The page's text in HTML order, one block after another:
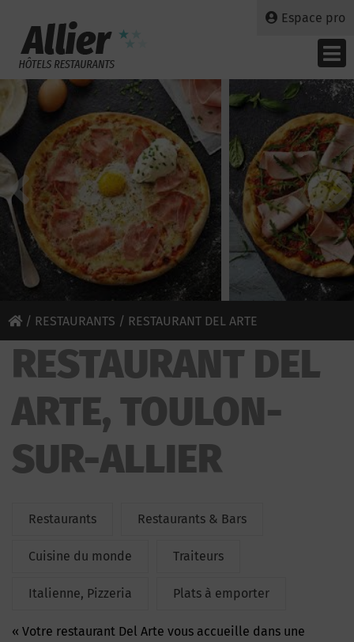
Espace pro
/ RESTAURANTS / RESTAURANT DEL ARTE
RESTAURANT DEL
ARTE, TOULON-
SUR-ALLIER
Restaurants Restaurants & Bars
Cuisine du monde Traiteurs
Italienne, Pizzeria Plats à emporter
« Votre restaurant Del Arte vous accueille dans une